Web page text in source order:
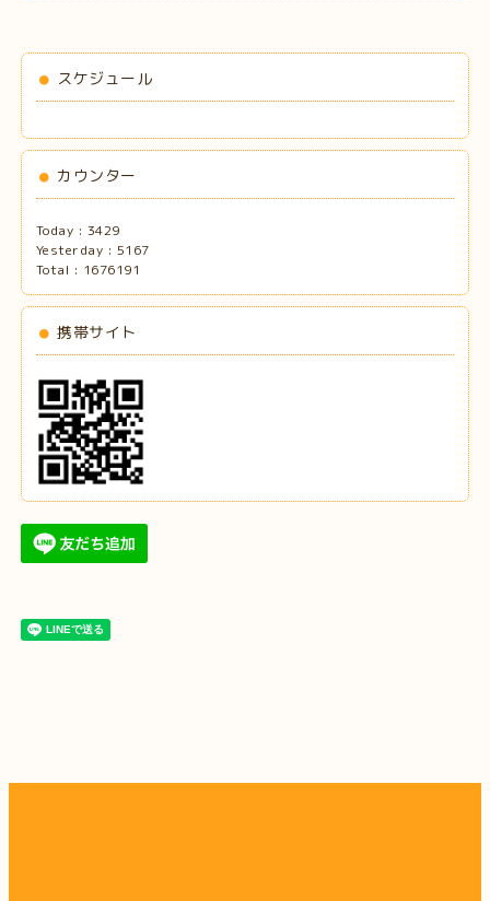
スケジュール
カウンター
Today : 3429
Yesterday : 5167
Total : 1676191
携帯サイト